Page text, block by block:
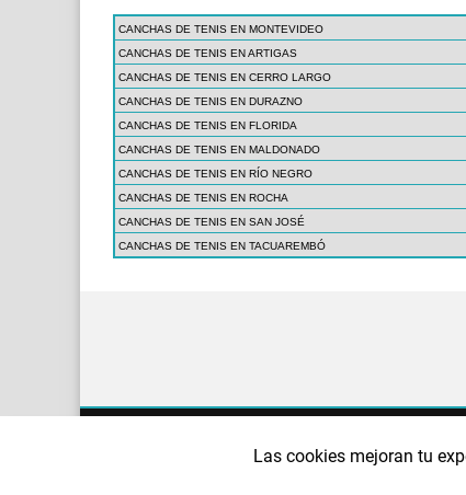
Las cookies mejoran tu
CANCHAS DE TENIS EN MONTEVIDEO
CANCHAS DE TENIS EN ARTIGAS
CANCHAS DE TENIS EN CERRO LARGO
CANCHAS DE TENIS EN DURAZNO
CANCHAS DE TENIS EN FLORIDA
CANCHAS DE TENIS EN MALDONADO
CANCHAS DE TENIS EN RÍO NEGRO
CANCHAS DE TENIS EN ROCHA
CANCHAS DE TENIS EN SAN JOSÉ
CANCHAS DE TENIS EN TACUAREMBÓ
¿QUIÉNES SOMOS? AVISO LEGAL